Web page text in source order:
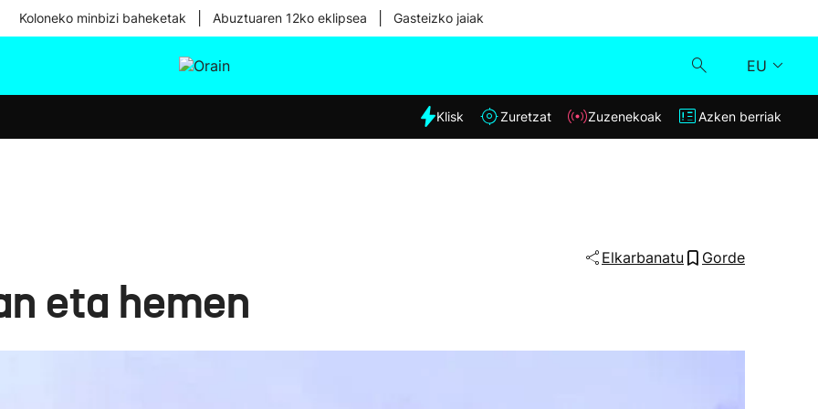
Koloneko minbizi baheketak Abuztuaren 12ko eklipsea Gasteizko jaiak
EU
Eguraldia
Klisk
Klisk Zuretzat Zuzenekoak Azken berriak
Elkarbanatu Gorde
eta hemen